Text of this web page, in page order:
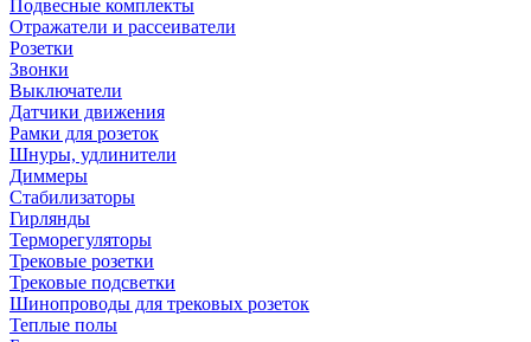
Подвесные комплекты
Отражатели и рассеиватели
Розетки
Звонки
Выключатели
Датчики движения
Рамки для розеток
Шнуры, удлинители
Диммеры
Стабилизаторы
Гирлянды
Терморегуляторы
Трековые розетки
Трековые подсветки
Шинопроводы для трековых розеток
Теплые полы